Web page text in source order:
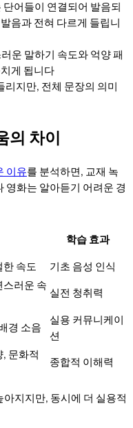
어들이 연결되어 발음되
음과 전혀 다르게 들립니
운 말하기 속도와 억양 패
게 됩니다
리지만, 전체 문장의 의미
의 차이
이유를 분석하면, 교재 녹
영화는 알아듣기 어려운 경
학습 효과
한 속도 기초 음성 인식
스러운 속
실전 청취력
경 소음
실용 커뮤니케이
션
문화적
종합적 이해력
지지만, 동시에 더 실용적